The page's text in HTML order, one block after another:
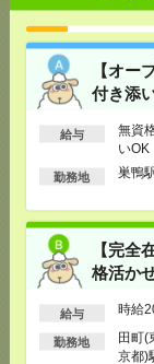
【オー
付き添
給与
無資
い
以上
勤務地 巣鴨
【完全
格活か
給与 時給
勤務地
田町(
京都)
[給 与]無資格未
OK ■扶養内OK ■
[交通費]交通費全額
[勤務地]
巣鴨駅/目
【完全在宅】
せる！[派遣]
[交通費]交通費実費
[勤務地]
田町(東京
駅から徒歩7分
2400円＊【
製品発送の手